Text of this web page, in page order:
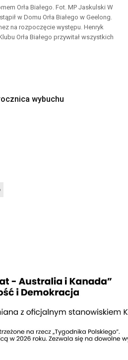
Orła Białego. Fot. MP Jaskulski W
w Domu Orła Białego w Geelong.
na rozpoczęcie występu. Henryk
Orła Białego przywitał wszystkich
wybuchu